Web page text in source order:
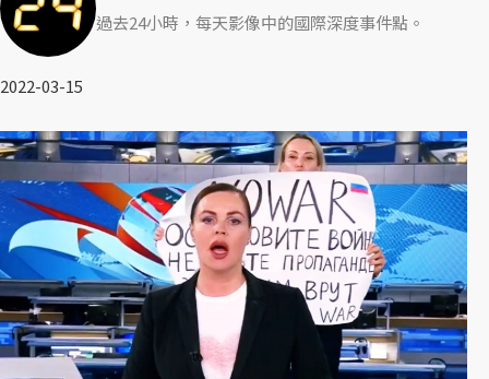
過去24小時，每天影像中的國際深度事件點。
2022-03-15